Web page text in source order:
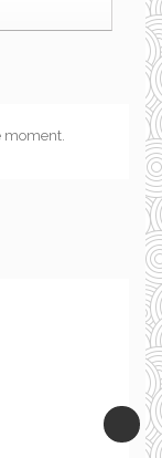
moment.